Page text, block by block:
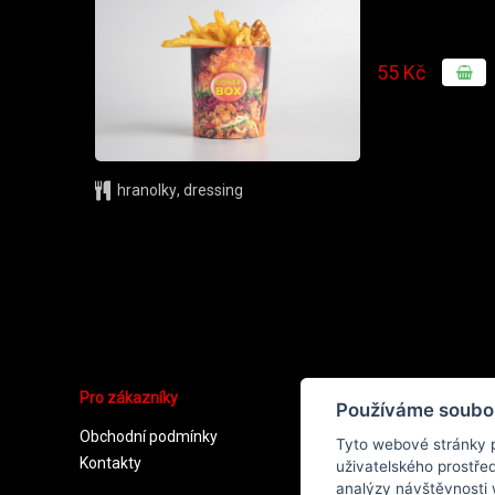
55 Kč
hranolky, dressing
Pro zákazníky
Obchodní podmínky
Ochrana osobních údajů
Kontakty
Cookies
Používáme
Tyto webové stránky
uživatelského
analýzy návštěvnosti